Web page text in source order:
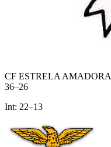
CF ESTRELA AMADORA
36–26
Int: 22–13